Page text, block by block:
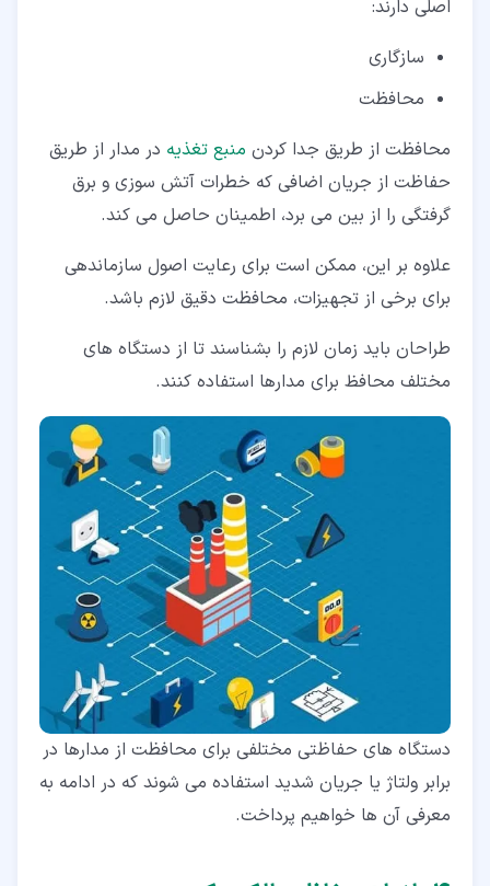
اصلی دارند:
سازگاری
محافظت
محافظت از طریق جدا کردن منبع تغذیه در مدار از طریق
حفاظت از جریان اضافی که خطرات آتش سوزی و برق
گرفتگی را از بین می برد، اطمینان حاصل می کند.
علاوه بر این، ممکن است برای رعایت اصول سازماندهی
برای برخی از تجهیزات، محافظت دقیق لازم باشد.
طراحان باید زمان لازم را بشناسند تا از دستگاه های
مختلف محافظ برای مدارها استفاده کنند.
دستگاه های حفاظتی مختلفی برای محافظت از مدارها در
برابر ولتاژ یا جریان شدید استفاده می شوند که در ادامه به
معرفی آن ها خواهیم پرداخت.